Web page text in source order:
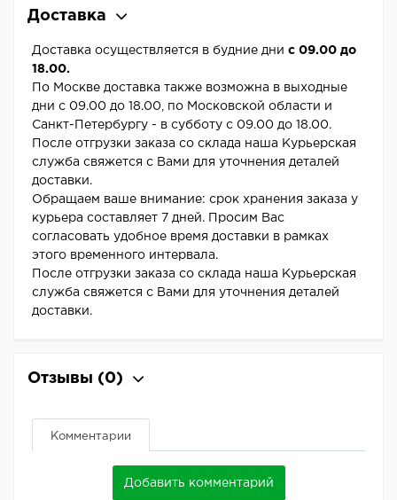
Доставка
Доставка осуществляется в будние дни с 09.00 до
18.00.
По Москве доставка также возможна в выходные
дни с 09.00 до 18.00, по Московской области и
Санкт-Петербургу - в субботу с 09.00 до 18.00.
После отгрузки заказа со склада наша Курьерская
служба свяжется с Вами для уточнения деталей
доставки.
Обращаем ваше внимание: срок хранения заказа у
курьера составляет 7 дней. Просим Вас
согласовать удобное время доставки в рамках
этого временного интервала.
После отгрузки заказа со склада наша Курьерская
служба свяжется с Вами для уточнения деталей
доставки.
Отзывы (0)
Комментарии
Добавить комментарий